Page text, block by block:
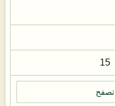
15
تصفح